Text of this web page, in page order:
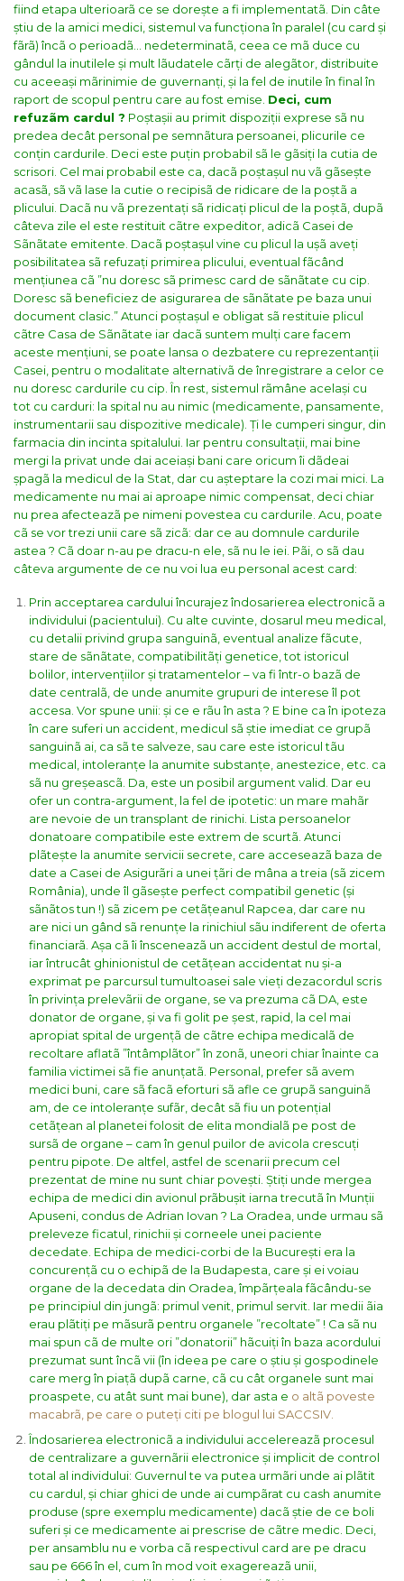
fiind etapa ulterioarã ce se dorește a fi implementatã. Din câte
știu de la amici medici, sistemul va funcționa în paralel (cu card și
fãrã) încã o perioadã… nedeterminatã, ceea ce mã duce cu
gândul la inutilele și mult lãudatele cãrți de alegãtor, distribuite
cu aceeași mãrinimie de guvernanți, și la fel de inutile în final în
raport de scopul pentru care au fost emise. Deci, cum
refuzãm cardul ? Poștașii au primit dispoziții exprese sã nu
predea decât personal pe semnãtura persoanei, plicurile ce
conțin cardurile. Deci este puțin probabil sã le gãsiți la cutia de
scrisori. Cel mai probabil este ca, dacã poștașul nu vã gãsește
acasã, sã vã lase la cutie o recipisã de ridicare de la poștã a
plicului. Dacã nu vã prezentați sã ridicați plicul de la poștã, dupã
câteva zile el este restituit cãtre expeditor, adicã Casei de
Sãnãtate emitente. Dacã poștașul vine cu plicul la ușã aveți
posibilitatea sã refuzați primirea plicului, eventual fãcând
mențiunea cã ”nu doresc sã primesc card de sãnãtate cu cip.
Doresc sã beneficiez de asigurarea de sãnãtate pe baza unui
document clasic.” Atunci poștașul e obligat sã restituie plicul
cãtre Casa de Sãnãtate iar dacã suntem mulți care facem
aceste mențiuni, se poate lansa o dezbatere cu reprezentanții
Casei, pentru o modalitate alternativã de înregistrare a celor ce
nu doresc cardurile cu cip. În rest, sistemul rãmâne același cu
tot cu carduri: la spital nu au nimic (medicamente, pansamente,
instrumentarii sau dispozitive medicale). Ți le cumperi singur, din
farmacia din incinta spitalului. Iar pentru consultații, mai bine
mergi la privat unde dai aceiași bani care oricum îi dãdeai
șpagã la medicul de la Stat, dar cu așteptare la cozi mai mici. La
medicamente nu mai ai aproape nimic compensat, deci chiar
nu prea afecteazã pe nimeni povestea cu cardurile. Acu, poate
cã se vor trezi unii care sã zicã: dar ce au domnule cardurile
astea ? Cã doar n-au pe dracu-n ele, sã nu le iei. Pãi, o sã dau
câteva argumente de ce nu voi lua eu personal acest card:
Prin acceptarea cardului încurajez îndosarierea electronicã a
individului (pacientului). Cu alte cuvinte, dosarul meu medical,
cu detalii privind grupa sanguinã, eventual analize fãcute,
stare de sãnãtate, compatibilitãți genetice, tot istoricul
bolilor, intervențiilor și tratamentelor – va fi într-o bazã de
date centralã, de unde anumite grupuri de interese îl pot
accesa. Vor spune unii: și ce e rãu în asta ? E bine ca în ipoteza
în care suferi un accident, medicul sã știe imediat ce grupã
sanguinã ai, ca sã te salveze, sau care este istoricul tãu
medical, intoleranțe la anumite substanțe, anestezice, etc. ca
sã nu greșeascã. Da, este un posibil argument valid. Dar eu
ofer un contra-argument, la fel de ipotetic: un mare mahãr
are nevoie de un transplant de rinichi. Lista persoanelor
donatoare compatibile este extrem de scurtã. Atunci
plãtește la anumite servicii secrete, care acceseazã baza de
date a Casei de Asigurãri a unei țãri de mâna a treia (sã zicem
România), unde îl gãsește perfect compatibil genetic (și
sãnãtos tun !) sã zicem pe cetãțeanul Rapcea, dar care nu
are nici un gând sã renunțe la rinichiul sãu indiferent de oferta
financiarã. Așa cã îi însceneazã un accident destul de mortal,
iar întrucât ghinionistul de cetãțean accidentat nu și-a
exprimat pe parcursul tumultoasei sale vieți dezacordul scris
în privința prelevãrii de organe, se va prezuma cã DA, este
donator de organe, și va fi golit pe șest, rapid, la cel mai
apropiat spital de urgențã de cãtre echipa medicalã de
recoltare aflatã ”întâmplãtor” în zonã, uneori chiar înainte ca
familia victimei sã fie anunțatã. Personal, prefer sã avem
medici buni, care sã facã eforturi sã afle ce grupã sanguinã
am, de ce intoleranțe sufãr, decât sã fiu un potențial
cetãțean al planetei folosit de elita mondialã pe post de
sursã de organe – cam în genul puilor de avicola crescuți
pentru pipote. De altfel, astfel de scenarii precum cel
prezentat de mine nu sunt chiar povești. Știți unde mergea
echipa de medici din avionul prãbușit iarna trecutã în Munții
Apuseni, condus de Adrian Iovan ? La Oradea, unde urmau sã
preleveze ficatul, rinichii și corneele unei paciente
decedate. Echipa de medici-corbi de la București era la
concurențã cu o echipã de la Budapesta, care și ei voiau
organe de la decedata din Oradea, împãrțeala fãcându-se
pe principiul din jungã: primul venit, primul servit. Iar medii ãia
erau plãtiți pe mãsurã pentru organele ”recoltate” ! Ca sã nu
mai spun cã de multe ori ”donatorii” hãcuiți în baza acordului
prezumat sunt încã vii (în ideea pe care o știu și gospodinele
care merg în piațã dupã carne, cã cu cât organele sunt mai
proaspete, cu atât sunt mai bune), dar asta e o altã poveste
macabrã, pe care o puteți citi pe blogul lui SACCSIV.
Îndosarierea electronicã a individului accelereazã procesul
de centralizare a guvernãrii electronice și implicit de control
total al individului: Guvernul te va putea urmãri unde ai plãtit
cu cardul, și chiar ghici de unde ai cumpãrat cu cash anumite
produse (spre exemplu medicamente) dacã știe de ce boli
suferi și ce medicamente ai prescrise de cãtre medic. Deci,
per ansamblu nu e vorba cã respectivul card are pe dracu
sau pe 666 în el, cum în mod voit exagereazã unii,